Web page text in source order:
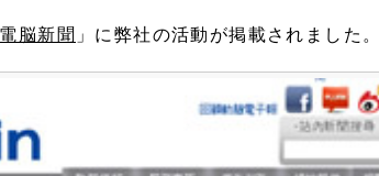
電脳新聞 」に弊社の活動が掲載されました